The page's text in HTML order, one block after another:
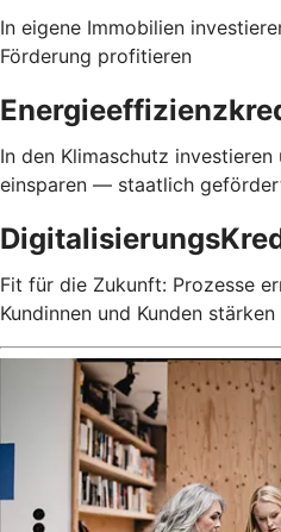
In eigene Immobilien
Förderung profitieren
In den Klimaschutz
einsparen — staatlich
Fit für die Zukunft: Prozesse
Kundinnen und Kunden stärken